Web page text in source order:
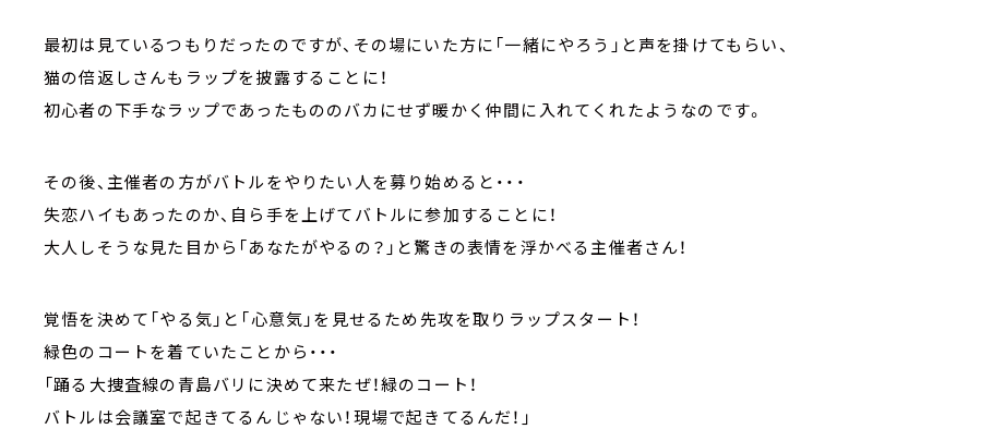
最初は見ているつもりだったのですが、その場にいた方に「一緒にやろう」と声を掛けてもらい、
猫の倍返しさんもラップを披露することに！
初心者の下手なラップであったもののバカにせず暖かく仲間に入れてくれたようなのです。
その後、主催者の方がバトルをやりたい人を募り始めると・・・
失恋ハイもあったのか、自ら手を上げてバトルに参加することに！
大人しそうな見た目から「あなたがやるの？」と驚きの表情を浮かべる主催者さん！
覚悟を決めて「やる気」と「心意気」を見せるため先攻を取りラップスタート！
緑色のコートを着ていたことから・・・
「踊る大捜査線の青島バリに決めて来たぜ！緑のコート！
バトルは会議室で起きてるんじゃない！現場で起きてるんだ！」